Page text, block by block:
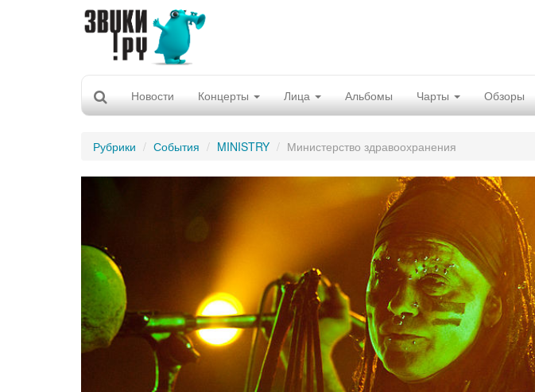
Новости Концерты Лица Альбомы Чарты Обзоры
Рубрики События MINISTRY Министерство здравоохранения